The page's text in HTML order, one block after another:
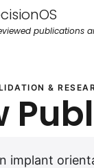
publications
&
implant